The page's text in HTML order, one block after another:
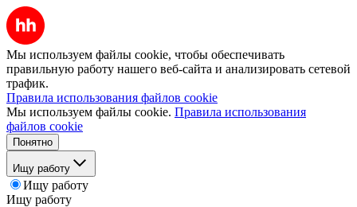
Мы используем файлы cookie, чтобы обеспечивать
правильную работу нашего веб-сайта и анализировать сетевой
трафик.
Правила использования файлов cookie
Мы используем файлы cookie. Правила использования
файлов cookie
Понятно
Ищу работу
Ищу работу
Ищу работу